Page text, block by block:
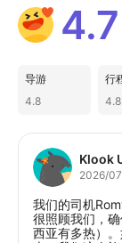
4.7
导游
4.8
行
4.8
Klook
2026/
我们的司机
很照顾我们，
西亚有多热）